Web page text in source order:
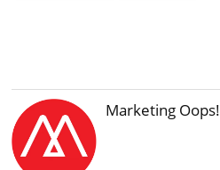
Marketing Oops!